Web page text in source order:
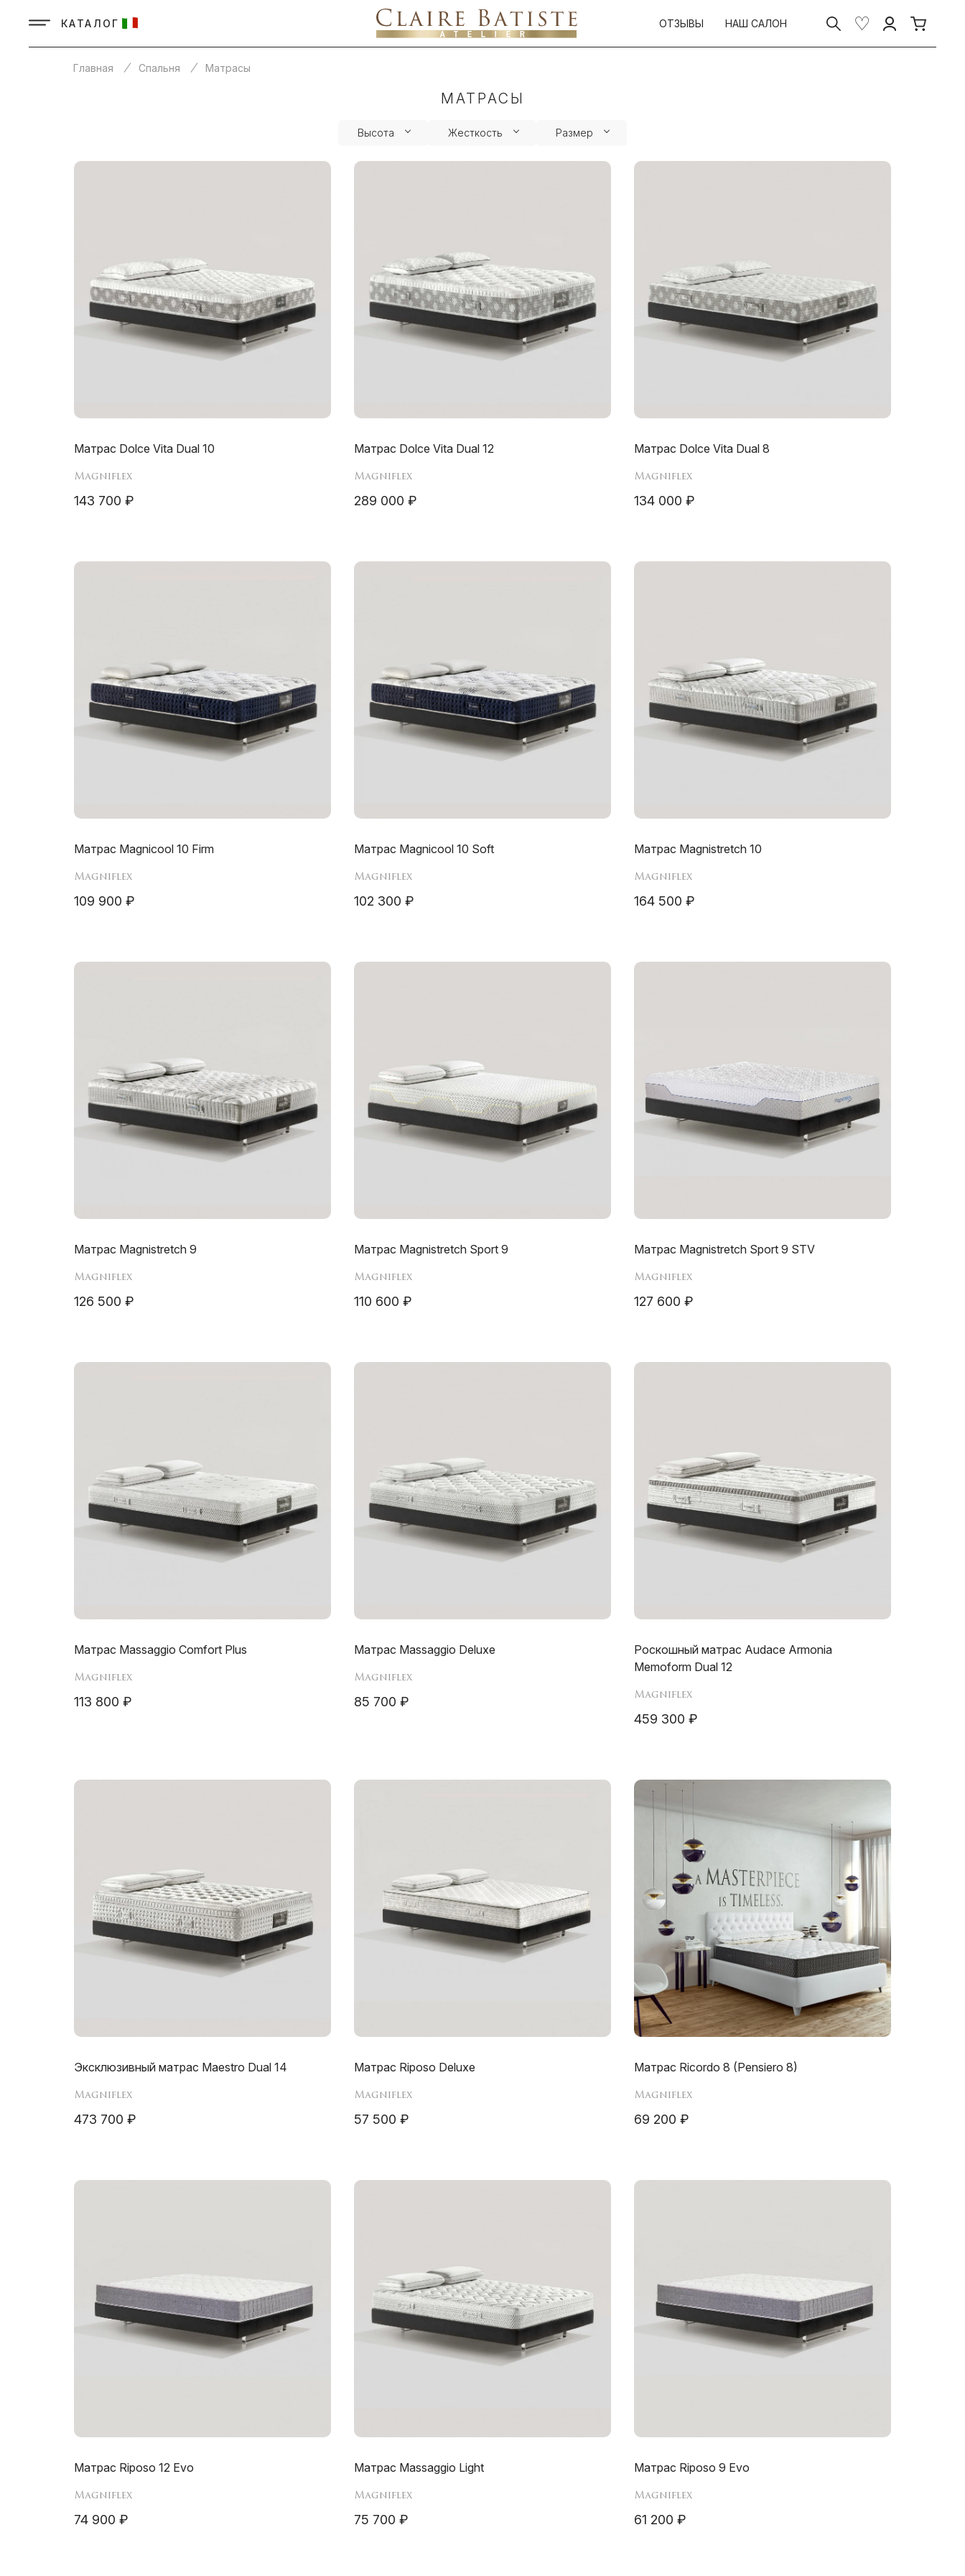
КАТАЛОГ ОТЗЫВЫ НАШ САЛОН
Главная Спальня Матрасы
МАТРАСЫ
Высота Жесткость Размер
Матрас Dolce Vita Dual 10
Magniflex
143 700 ₽
Матрас Dolce Vita Dual 12
Magniflex
289 000 ₽
Матрас Dolce Vita Dual 8
Magniflex
134 000 ₽
Матрас Magnicool 10 Firm
Magniflex
109 900 ₽
Матрас Magnicool 10 Soft
Magniflex
102 300 ₽
Матрас Magnistretch 10
Magniflex
164 500 ₽
Матрас Magnistretch 9
Magniflex
126 500 ₽
Матрас Magnistretch Sport 9
Magniflex
110 600 ₽
Матрас Magnistretch Sport 9 STV
Magniflex
127 600 ₽
Матрас Massaggio Comfort Plus
Magniflex
113 800 ₽
Матрас Massaggio Deluxe
Magniflex
85 700 ₽
Роскошный матрас Audace Armonia
Memoform Dual 12
Magniflex
459 300 ₽
Эксклюзивный матрас Maestro Dual 14
Magniflex
473 700 ₽
Матрас Riposo Deluxe
Magniflex
57 500 ₽
Матрас Ricordo 8 (Pensiero 8)
Magniflex
69 200 ₽
Матрас Riposo 12 Evo
Magniflex
74 900 ₽
Матрас Massaggio Light
Magniflex
75 700 ₽
Матрас Riposo 9 Evo
Magniflex
61 200 ₽